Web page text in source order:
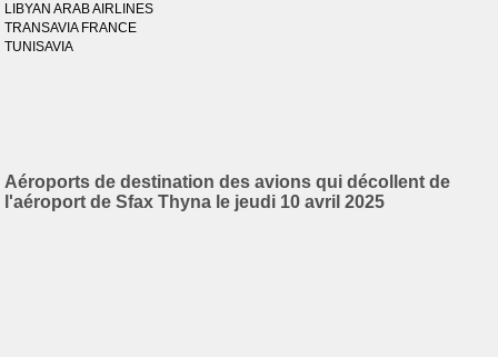
LIBYAN ARAB AIRLINES
TRANSAVIA FRANCE
TUNISAVIA
Aéroports de destination des avions qui décollent de
l'aéroport de Sfax Thyna le jeudi 10 avril 2025